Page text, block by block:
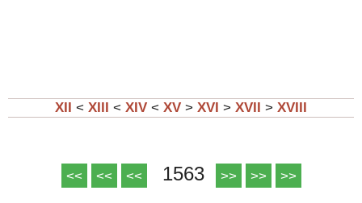
XII < XIII < XIV < XV > XVI > XVII > XVIII
<< << << 1563 >> >> >>